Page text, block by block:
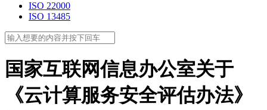
ISO 22000
ISO 13485
国家互联网信息办公室关于
《云计算服务安全评估办法》